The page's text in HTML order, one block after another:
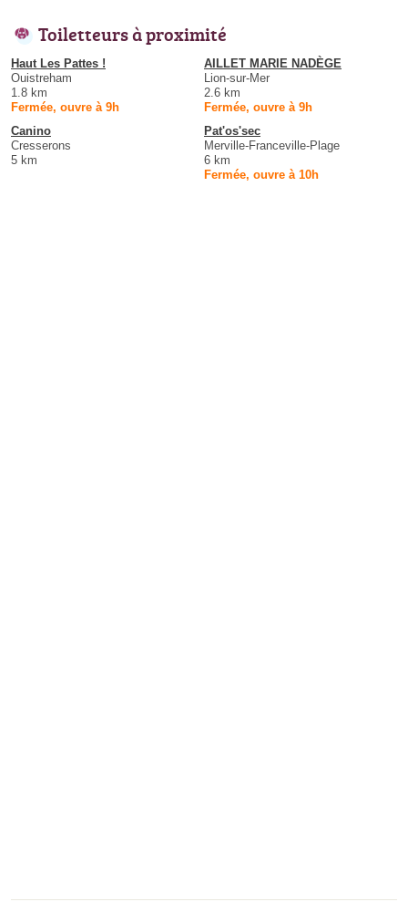
Toiletteurs à proximité
Haut Les Pattes !
Ouistreham
1.8 km
Fermée, ouvre à 9h
AILLET MARIE NADÈGE
Lion-sur-Mer
2.6 km
Fermée, ouvre à 9h
Canino
Cresserons
5 km
Pat'os'sec
Merville-Franceville-Plage
6 km
Fermée, ouvre à 10h